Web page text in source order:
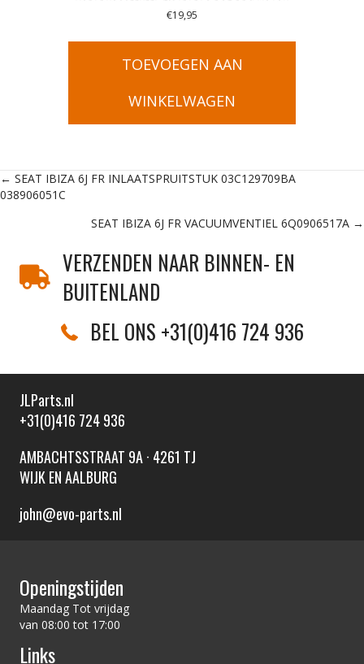
€19,95
TOEVOEGEN AAN
WINKELWAGEN
Posts
navigation
← SEAT IBIZA 6J FR INLAATSPRUITSTUK 03C129709BA
038906051C
SEAT IBIZA 6J FR VACUUMVENTIEL 6Q0906517A →
VERZENDEN NAAR BINNEN- EN
BUITENLAND
BEL ONS +31(0)416 724 936
JLParts.nl
+31(0)416 724 936
AMBACHTSSTRAAT 9A · 4261 TJ
WIJK EN AALBURG
john@evo-parts.nl
Openingstijden
Maandag Tot vrijdag
van 08:00 tot 17:00
Links